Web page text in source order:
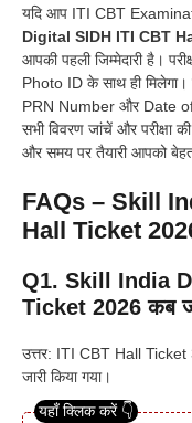
यदि आप ITI CBT
Digital SIDH ITI CBT
आपकी पहली जिम्मेदारी है।
Photo ID के साथ ही
PRN Number और Date
सभी विवरण जांचें और परीक्षा
और समय पर तैयारी आपको
FAQs – Skill
Hall Ticket
Q1. Skill India
Ticket 2026 कब
उत्तर: ITI CBT Hall
जारी किया गया।